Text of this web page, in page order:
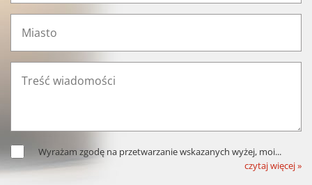
Wyrażam zgodę na przetwarzanie wskazanych wyżej, moi...
czytaj więcej »